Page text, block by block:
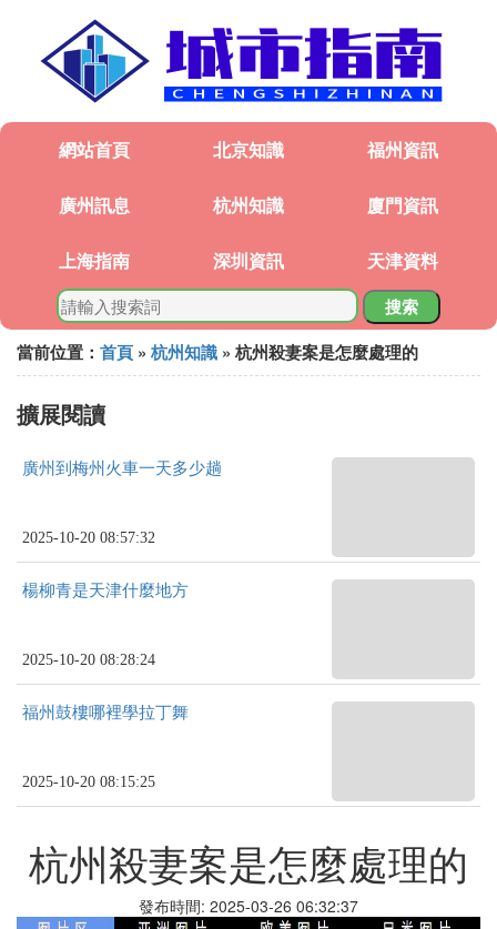
網站首頁 北京知識 福州資訊
廣州訊息 杭州知識 廈門資訊
上海指南 深圳資訊 天津資料
搜索
當前位置： 首頁 » 杭州知識 » 杭州殺妻案是怎麼處理的
擴展閱讀
廣州到梅州火車一天多少趟
2025-10-20 08:57:32
楊柳青是天津什麼地方
2025-10-20 08:28:24
福州鼓樓哪裡學拉丁舞
2025-10-20 08:15:25
杭州殺妻案是怎麼處理的
發布時間: 2025-03-26 06:32:37